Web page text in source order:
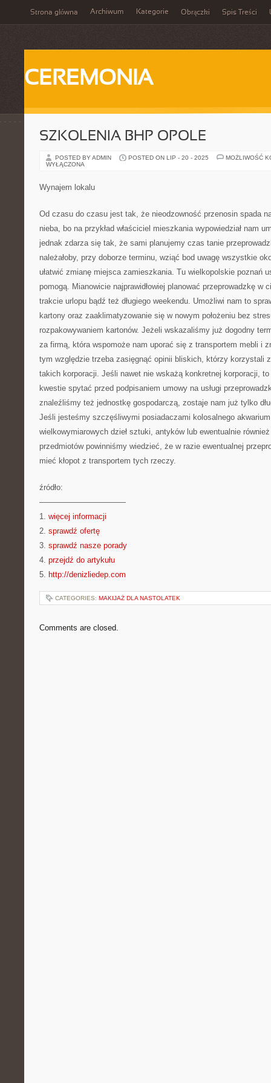
Strona główna Archiwum Kategorie Obrączki Spis Treści
CEREMONIA
SZKOLENIA BHP OPOLE
POSTED BY ADMIN POSTED ON LIP - 20 - 2025
MOŻLIWOŚĆ
WYŁĄCZONA
Wynajem lokalu
Od czasu do czasu jest tak, że nieodzowność przenosin spada
nieba, bo na przykład właściciel mieszkania wypowiedział nam
jednak zdarza się tak, że sami planujemy czas tanie
należałoby, przy doborze terminu, wziąć bod uwagę wszystkie
ułatwić zmianę miejsca zamieszkania. Tu wielkopolskie poznań
pomogą. Mianowicie najprawidłowiej planować przeprowadzkę w
trakcie urlopu bądź też długiego weekendu. Umożliwi nam to
kartony oraz zaaklimatyzowanie się w nowym położeniu bez
rozpakowywaniem kartonów. Jeżeli wskazaliśmy już dogodny
za firmą, która wspomoże nam uporać się z transportem mebli i
tym względzie trzeba zasięgnąć opinii bliskich, którzy korzystali
takich korporacji. Jeśli nawet nie wskażą konkretnej korporacji,
kwestie spytać przed podpisaniem umowy na usługi
znaleźliśmy też jednostkę gospodarczą, zostaje nam już tylko
Jeśli jesteśmy szczęśliwymi posiadaczami kolosalnego
wielkowymiarowych dzieł sztuki, antyków lub ewentualnie
przedmiotów powinniśmy wiedzieć, że w razie ewentualnej
mieć kłopot z transportem tych rzeczy.
źródło:
———————————
1. więcej informacji
2. sprawdź ofertę
3. sprawdź nasze porady
4. przejdź do artykułu
5. http://denizliedep.com
CATEGORIES: MAKIJAŻ DLA NASTOLATEK
Comments are closed.